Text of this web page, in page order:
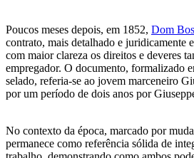
Poucos meses depois, em 1852, Dom
contrato, mais detalhado e juridicamente
com maior clareza os direitos e deveres
empregador. O documento, formalizado
selado, referia-se ao jovem marceneiro
por um período de dois anos por
No contexto da época, marcado por
permanece como referência sólida de